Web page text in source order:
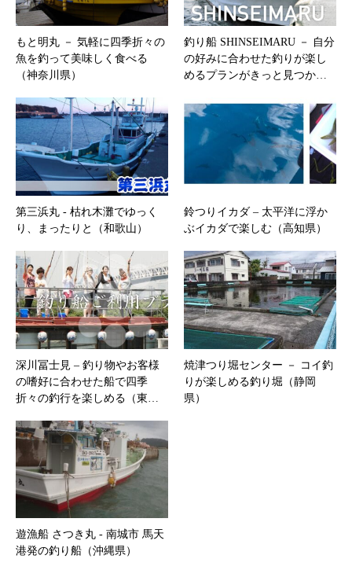
もと明丸 － 気軽に四季折々の
魚を釣って美味しく食べる
（神奈川県）
釣り船 SHINSEIMARU － 自分
の好みに合わせた釣りが楽し
めるプランがきっと見つか…
第三浜丸 ‐ 枯れ木灘でゆっく
り、まったりと（和歌山）
鈴つりイカダ – 太平洋に浮か
ぶイカダで楽しむ（高知県）
深川冨士見 – 釣り物やお客様
の嗜好に合わせた船で四季
折々の釣行を楽しめる（東…
焼津つり堀センター － コイ釣
りが楽しめる釣り堀（静岡
県）
遊漁船 さつき丸 ‐ 南城市 馬天
港発の釣り船（沖縄県）